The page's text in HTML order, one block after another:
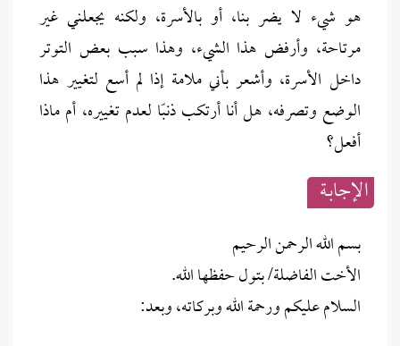
هو شيء لا يضر بنا، أو بالأسرة، ولكنه يجعلني غير
مرتاحة، وأرفض هذا الشيء، وهذا سبب بعض التوتر
داخل الأسرة، وأشعر بأني ملامة إذا لم أسع لتغيير هذا
الوضع وتصرفه، هل أنا أرتكب ذنبًا لعدم تغييره، أم ماذا
أفعل؟
الإجابــة
بسم الله الرحمن الرحيم
الأخت الفاضلة/ بتول حفظها الله.
السلام عليكم ورحمة الله وبركاته، وبعد: